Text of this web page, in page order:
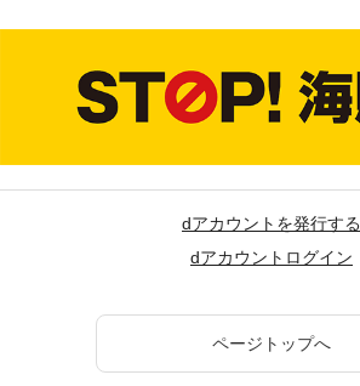
dアカウントを発行する
dアカウントログイン
ページトップへ